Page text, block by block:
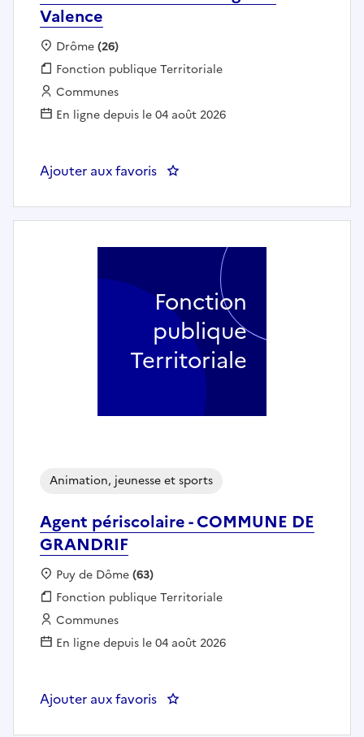
Valence
Localisation :
Drôme(26)
Fonction publique :
Fonction publique Territoriale
Employeur :
Communes
En ligne depuis le 04 août 2026
Ajouter aux favoris : Animateur périscolaire et
Agent périscolaire - COMMUNE DE
GRANDRIF
Animation, jeunesse et sports
Localisation :
Puy de Dôme(63)
Fonction publique :
Fonction publique Territoriale
Employeur :
Communes
En ligne depuis le 04 août 2026
Ajouter aux favoris : Agent périscolaire -
Fonction
publique
Territoriale